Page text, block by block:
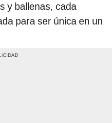
y ballenas, cada
para ser única en un